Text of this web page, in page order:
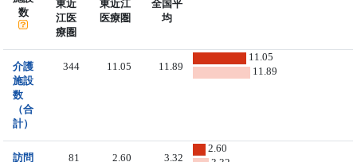
数
東近
江医
療圏
東近江
医療圏
全国平
均
介護
施設
数
（合
計）
344 11.05 11.89
11.05
11.89
訪問
81 2.60 3.32
2.60